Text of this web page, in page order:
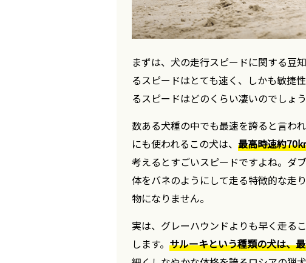
まずは、犬の走行スピードに関する豆
るスピードはとても速く、しかも敏捷
るスピードはどのくらい凄いのでしょ
数ある犬種の中でも最速を誇ると言わ
にも使われるこの犬は、 最高時速約70k
考えるとすごいスピードですよね。ダ
体をバネのようにして走る特徴的な走
物になりません。
実は、グレーハウンドよりも早く走る
します。 サルーキという種類の犬は、